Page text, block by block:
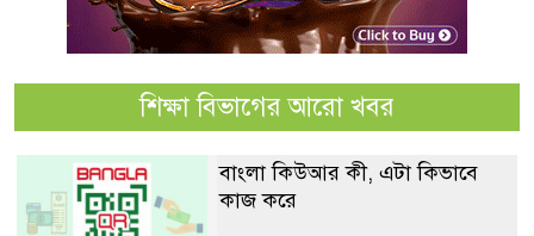
শিক্ষা বিভাগের আরো খবর
বাংলা কিউআর কী, এটা কিভাবে
কাজ করে